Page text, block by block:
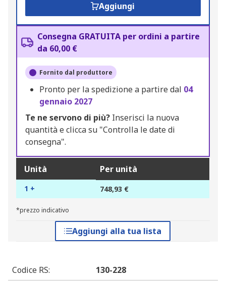
Aggiungi
Consegna GRATUITA per ordini a partire
da 60,00 €
Fornito dal produttore
Pronto per la spedizione a partire dal 04
gennaio 2027
Te ne servono di più? Inserisci la nuova
quantità e clicca su "Controlla le date di
consegna".
Unità Per unità
1 + 748,93 €
*prezzo indicativo
Aggiungi alla tua lista
Codice RS:
130-228